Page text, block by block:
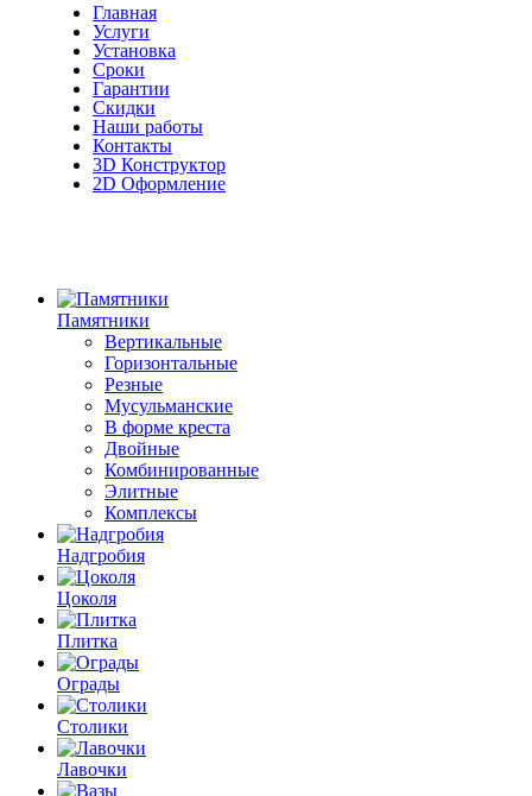
Главная
Услуги
Установка
Сроки
Гарантии
Скидки
Наши работы
Контакты
3D Конструктор
2D Оформление
Памятники
Вертикальные
Горизонтальные
Резные
Мусульманские
В форме креста
Двойные
Комбинированные
Элитные
Комплексы
Надгробия
Цоколя
Плитка
Ограды
Столики
Лавочки